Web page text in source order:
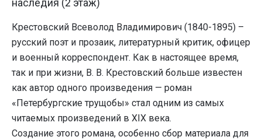
наследия (2 этаж)
Крестовский Всеволод Владимирович (1840-1895) –
русский поэт и прозаик, литературный критик, офицер
и военный корреспондент. Как в настоящее время,
так и при жизни, В. В. Крестовский больше известен
как автор одного произведения — роман
«Петербургские трущобы» стал одним из самых
читаемых произведений в XIX века.
Создание этого романа, особенно сбор материала для